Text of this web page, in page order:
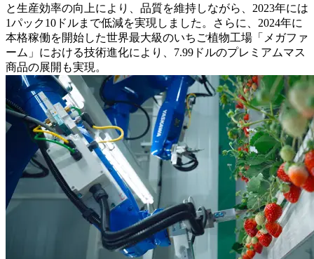
と生産効率の向上により、品質を維持しながら、2023年には
1パック10ドルまで低減を実現しました。さらに、2024年に
本格稼働を開始した世界最大級のいちご植物工場「メガファ
ーム」における技術進化により、7.99ドルのプレミアムマス
商品の展開も実現。